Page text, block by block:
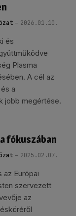
2026.01.10.
és
Plasma
A cél az
a
jobb megértése.
fókuszában
2025.02.07.
az Európai
szervezett
az